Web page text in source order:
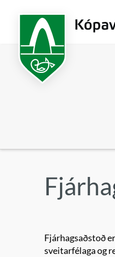
Fjárhagsaðstoð
sveitarfélaga og